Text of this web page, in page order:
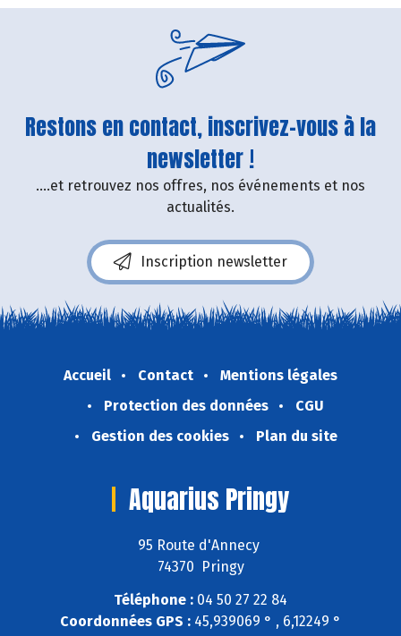
Restons en contact, inscrivez-vous à la
newsletter !
....et retrouvez nos offres, nos événements et nos
actualités.
Inscription newsletter
Accueil Contact
Mentions légales
Protection des données
CGU
Gestion des cookies
Plan du site
Aquarius Pringy
95 Route d'Annecy
74370 Pringy
Téléphone : 04 50 27 22 84
Coordonnées GPS : 45,939069 ° , 6,12249 °